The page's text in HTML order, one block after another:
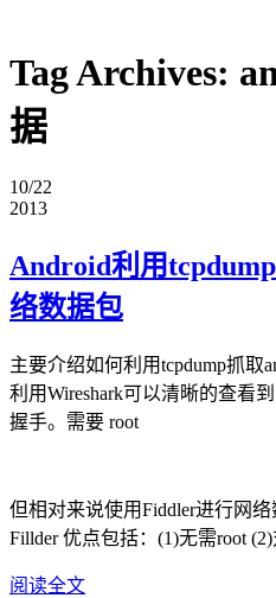
Tag Archives:
据
10/22
2013
Android利用
络数据包
主要介绍如何利用tcpdump抓取
利用Wireshark可以清晰的查看
握手。需要 root
但相对来说使用Fiddler进行网络
Fillder 优点包括：(1)无需root
阅读全文